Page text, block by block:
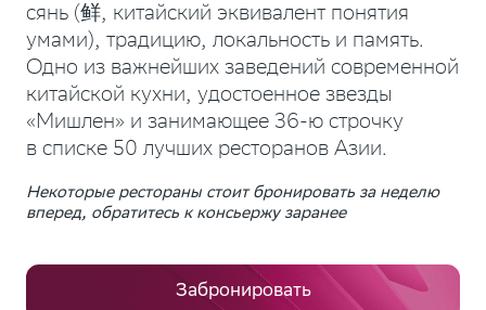
сянь (鲜, китайский эквивалент понятия
умами), традицию, локальность и память.
Одно из важнейших заведений современной
китайской кухни, удостоенное звезды
«Мишлен» и занимающее 36-ю строчку
в списке 50 лучших ресторанов Азии.
Некоторые рестораны стоит бронировать за неделю
вперед, обратитесь к консьержу заранее
Забронировать